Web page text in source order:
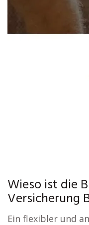
Wieso ist die
Versicherung
Ein flexibler und